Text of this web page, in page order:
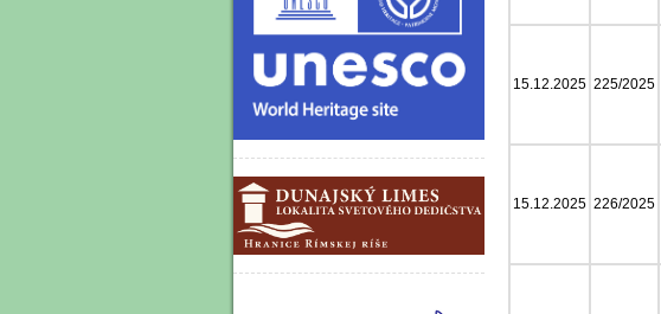
15.12.2025 225/2025
15.12.2025 226/2025